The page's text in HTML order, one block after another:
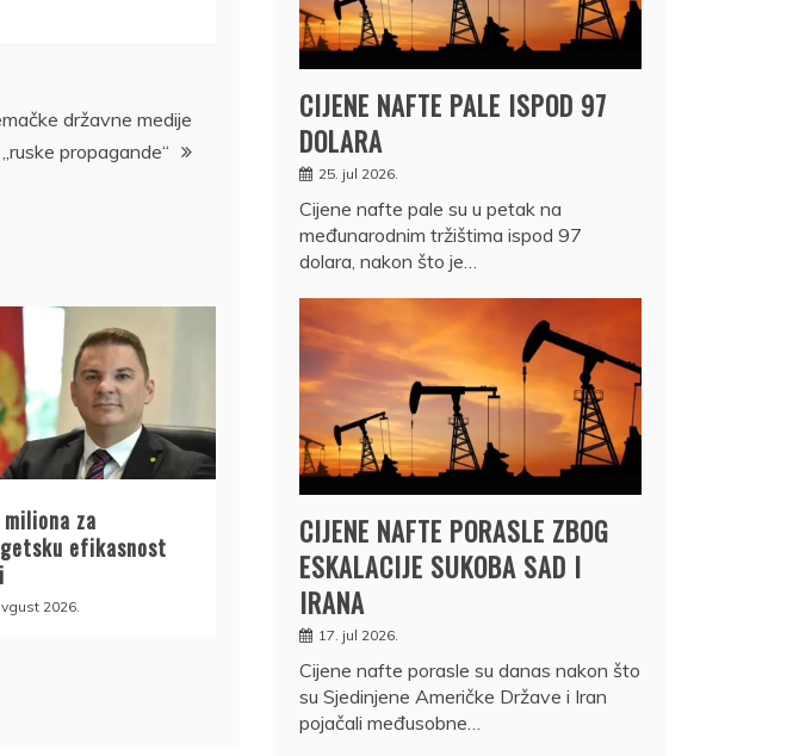
državne medije
propagande“
za
efikasnost
2026.
CIJENE NAFTE PALE ISPOD 97
DOLARA
25. jul 2026.
Cijene nafte pale su u petak na
međunarodnim tržištima ispod 97
dolara, nakon što je…
CIJENE NAFTE PORASLE ZBOG
ESKALACIJE SUKOBA SAD I
IRANA
17. jul 2026.
Cijene nafte porasle su danas nakon što
su Sjedinjene Američke Države i Iran
pojačali međusobne…